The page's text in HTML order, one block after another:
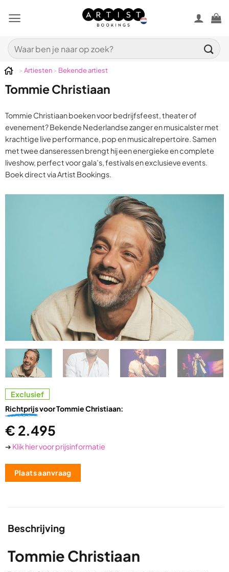
naar
Zoeken
naar:
> Artiesten> Bekende artiest
Tommie Christiaan
Tommie Christiaan boeken voor bedrijfsfeest, theater of
evenement? Bekende Nederlandse zanger en musicalster met
krachtige live performance, pop en musicalrepertoire. Samen
met twee danseressen brengt hij een energieke en complete
liveshow, perfect voor gala’s, festivals en exclusieve events.
Boek direct via Artist Bookings.
Exclusief
Richtprijsvoor Tommie Christiaan:
€ 2.495
➔ Klik hier voor prijsinformatie
Plaats aanvraag
Beschrijving
Tommie Christiaan